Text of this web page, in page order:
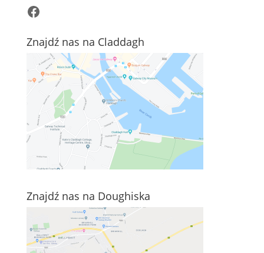
Facebook
Znajdź nas na Claddagh
Znajdź nas na Doughiska